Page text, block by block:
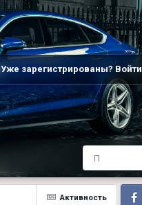
Уже зарегистрированы? Войти
Активность